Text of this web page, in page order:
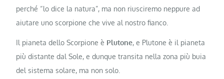
perché “lo dice la natura”, ma non riusciremo neppure ad
aiutare uno scorpione che vive al nostro fianco.
Il pianeta dello Scorpione è Plutone, e Plutone è il pianeta
più distante dal Sole, e dunque transita nella zona più buia
del sistema solare, ma non solo.